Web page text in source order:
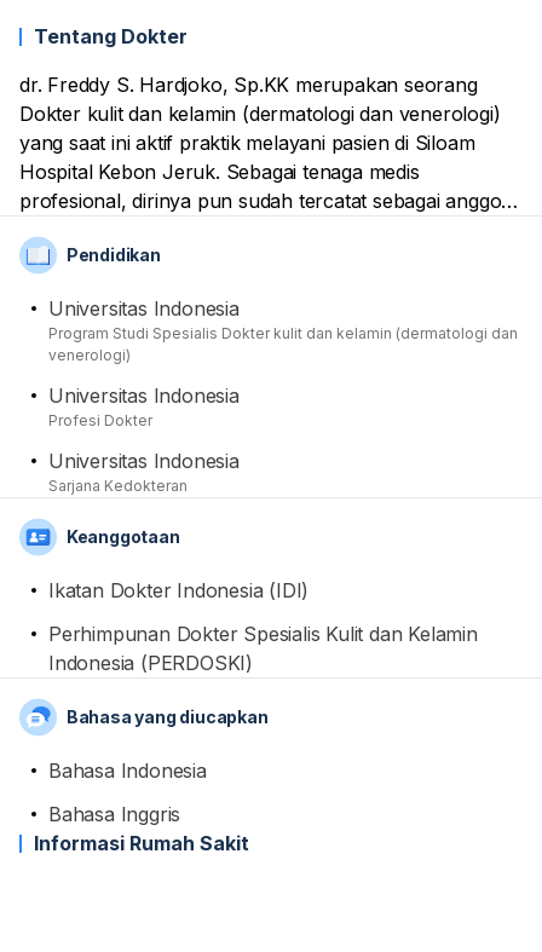
Tentang Dokter
dr. Freddy S. Hardjoko, Sp.KK merupakan seorang
Dokter kulit dan kelamin (dermatologi dan venerologi)
yang saat ini aktif praktik melayani pasien di Siloam
Hospital Kebon Jeruk. Sebagai tenaga medis
profesional, dirinya pun sudah tercatat sebagai anggota
aktif dari Ikatan Dokter Indonesia (IDI) dan
Perhimpunan Dokter Spesialis Kulit dan Kelamin
pasien yang mempunyai keluhan kesehatan dalam
bidang keahliannya, termasuk dengan memberikan
medis yang diperlukan. Dari sisi akademis, beliau telah
menamatkan pendidikan spesialisnya di Universitas
Indonesia setelah sebelumnya menamatkan pendidikan
Sarjana Kedokteran dan Profesi Dokter di Universitas
Indonesia.
Pendidikan
Universitas Indonesia
Program Studi Spesialis Dokter kulit dan kelamin (dermatologi dan
venerologi)
Universitas Indonesia
Profesi Dokter
Universitas Indonesia
Sarjana Kedokteran
Keanggotaan
Ikatan Dokter Indonesia (IDI)
Perhimpunan Dokter Spesialis Kulit dan Kelamin
Indonesia (PERDOSKI)
Bahasa yang diucapkan
Bahasa Indonesia
Bahasa Inggris
Informasi Rumah Sakit